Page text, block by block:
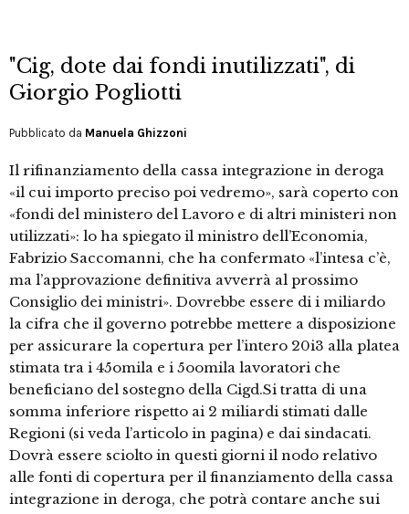
"Cig, dote dai fondi inutilizzati", di
Giorgio Pogliotti
Pubblicato da Manuela Ghizzoni
Il rifinanziamento della cassa integrazione in deroga
«il cui importo preciso poi vedremo», sarà coperto con
«fondi del ministero del Lavoro e di altri ministeri non
utilizzati»: lo ha spiegato il ministro dell’Economia,
Fabrizio Saccomanni, che ha confermato «l’intesa c’è,
ma l’approvazione definitiva avverrà al prossimo
Consiglio dei ministri». Dovrebbe essere di i miliardo
la cifra che il governo potrebbe mettere a disposizione
per assicurare la copertura per l’intero 20i3 alla platea
stimata tra i 45omila e i 5oomila lavoratori che
beneficiano del sostegno della Cigd.Si tratta di una
somma inferiore rispetto ai 2 miliardi stimati dalle
Regioni (si veda l’articolo in pagina) e dai sindacati.
Dovrà essere sciolto in questi giorni il nodo relativo
alle fonti di copertura per il finanziamento della cassa
integrazione in deroga, che potrà contare anche sui